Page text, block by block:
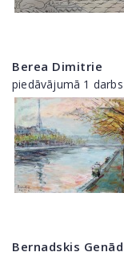
Berea Dimitrie
piedāvājumā 1 darbs
Bernadskis